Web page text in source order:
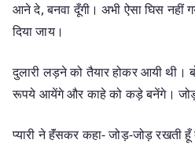
आने दे, बनवा दूँगी। अभी ऐसा घिस
दिया जाय।
दुलारी लड़ने को तैयार होकर आयी थी।
रूपये आयेंगे और काहे को कड़े बनेंगे।
प्यारी ने हॅंसकर कहा- जोड़-जोड़ रखती